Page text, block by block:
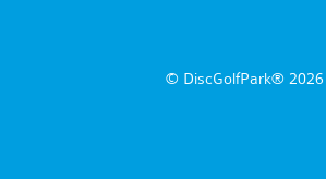
© DiscGolfPark® 2026